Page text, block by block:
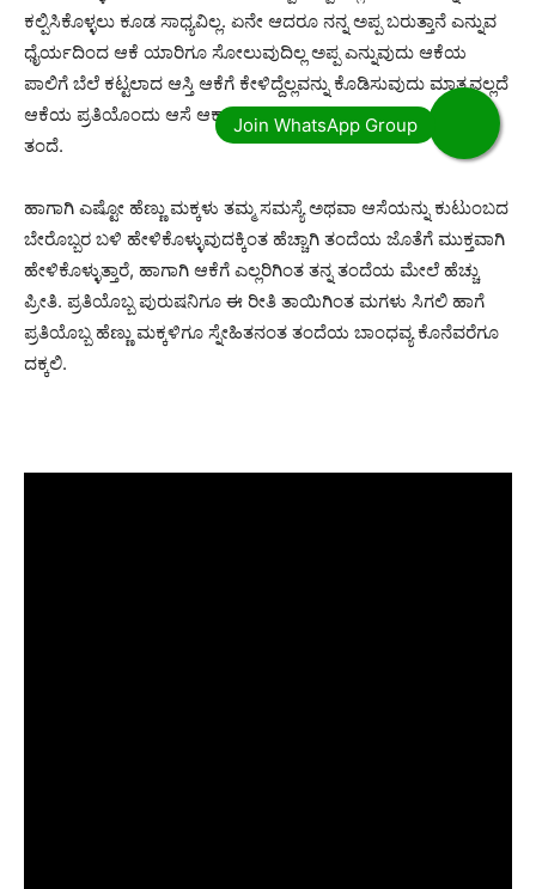
ಕಲ್ಪಿಸಿಕೊಳ್ಳಲು ಕೂಡ ಸಾಧ್ಯವಿಲ್ಲ. ಏನೇ ಆದರೂ ನನ್ನ ಅಪ್ಪ ಬರುತ್ತಾನೆ ಎನ್ನುವ
ಧೈರ್ಯದಿಂದ ಆಕೆ ಯಾರಿಗೂ ಸೋಲುವುದಿಲ್ಲ ಅಪ್ಪ ಎನ್ನುವುದು ಆಕೆಯ
ಪಾಲಿಗೆ ಬೆಲೆ ಕಟ್ಟಲಾದ ಆಸ್ತಿ ಆಕೆಗೆ ಕೇಳಿದ್ದೆಲ್ಲವನ್ನು ಕೊಡಿಸುವುದು ಮಾತ್ರವಲ್ಲದೆ
ಆಕೆಯ ಪ್ರತಿಯೊಂದು ಆಸೆ ಆಕಾಂಕ್ಷೆಗಳಿಗೆ ಬೆಲೆ ಕೊಡುವ ಭಾವನಾತ್ಮಕ ಜೀವಿ
ತಂದೆ.
ಹಾಗಾಗಿ ಎಷ್ಟೋ ಹೆಣ್ಣು ಮಕ್ಕಳು ತಮ್ಮ ಸಮಸ್ಯೆ ಅಥವಾ ಆಸೆಯನ್ನು ಕುಟುಂಬದ
ಬೇರೊಬ್ಬರ ಬಳಿ ಹೇಳಿಕೊಳ್ಳುವುದಕ್ಕಿಂತ ಹೆಚ್ಚಾಗಿ ತಂದೆಯ ಜೊತೆಗೆ ಮುಕ್ತವಾಗಿ
ಹೇಳಿಕೊಳ್ಳುತ್ತಾರೆ, ಹಾಗಾಗಿ ಆಕೆಗೆ ಎಲ್ಲರಿಗಿಂತ ತನ್ನ ತಂದೆಯ ಮೇಲೆ ಹೆಚ್ಚು
ಪ್ರೀತಿ. ಪ್ರತಿಯೊಬ್ಬ ಪುರುಷನಿಗೂ ಈ ರೀತಿ ತಾಯಿಗಿಂತ ಮಗಳು ಸಿಗಲಿ ಹಾಗೆ
ಪ್ರತಿಯೊಬ್ಬ ಹೆಣ್ಣು ಮಕ್ಕಳಿಗೂ ಸ್ನೇಹಿತನಂತ ತಂದೆಯ ಬಾಂಧವ್ಯ ಕೊನೆವರೆಗೂ
ದಕ್ಕಲಿ.